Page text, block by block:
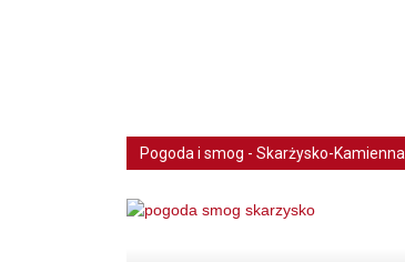
Pogoda i smog - Skarżysko-Kamienna